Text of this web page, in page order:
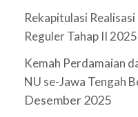
Rekapitulasi
Reguler Tahap II 2025
Kemah Perdamaian
NU se-Jawa Tengah
Desember 2025